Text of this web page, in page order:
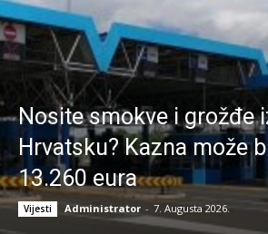
Nosite smokve i grožđe
Hrvatsku? Kazna može
13.260 eura
Vijesti Administrator - 7. Augusta 2026.